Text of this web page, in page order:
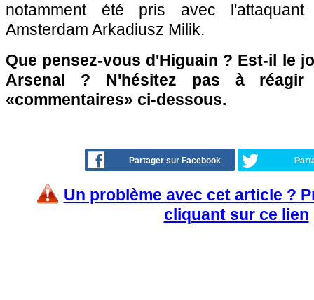
notamment été pris avec
Amsterdam Arkadiusz Milik.
Que pensez-vous d'Higuain ? Est-il le
Arsenal ? N'hésitez pas à
«commentaires» ci-dessous.
Partager sur Facebook
Un problème avec cet article ?
cliquant sur ce lien